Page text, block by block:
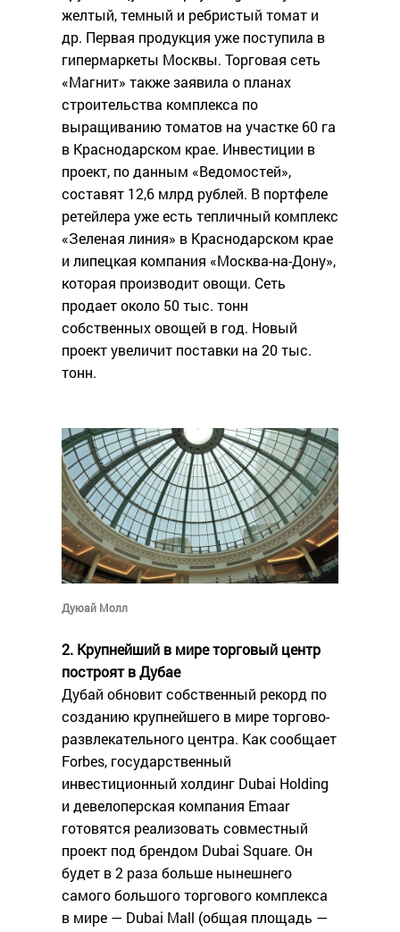
желтый, темный и ребристый томат и
др. Первая продукция уже поступила в
гипермаркеты Москвы. Торговая сеть
«Магнит» также заявила о планах
строительства комплекса по
выращиванию томатов на участке 60 га
в Краснодарском крае. Инвестиции в
проект, по данным «Ведомостей»,
составят 12,6 млрд рублей. В портфеле
ретейлера уже есть тепличный комплекс
«Зеленая линия» в Краснодарском крае
и липецкая компания «Москва-на-Дону»,
которая производит овощи. Сеть
продает около 50 тыс. тонн
собственных овощей в год. Новый
проект увеличит поставки на 20 тыс.
тонн.
Дуюай Молл
2. Крупнейший в мире торговый центр
построят в Дубае
Дубай обновит собственный рекорд по
созданию крупнейшего в мире торгово-
развлекательного центра. Как сообщает
Forbes, государственный
инвестиционный холдинг Dubai Holding
и девелоперская компания Emaar
готовятся реализовать совместный
проект под брендом Dubai Square. Он
будет в 2 раза больше нынешнего
самого большого торгового комплекса
в мире — Dubai Mall (общая площадь —